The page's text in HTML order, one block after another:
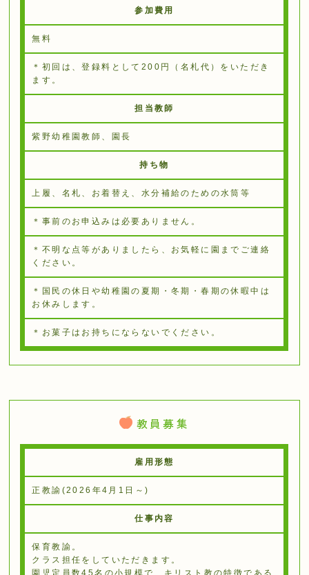
参加費用
無料
＊初回は、登録料として200円（名札代）をいただき
ます。
担当教師
紫野幼稚園教師、園長
持ち物
上履、名札、お着替え、水分補給のための水筒等
＊事前のお申込みは必要ありません。
＊不明な点等がありましたら、お気軽に園までご連絡
ください。
＊国民の休日や幼稚園の夏期・冬期・春期の休暇中は
お休みします。
＊お菓子はお持ちにならないでください。
教員募集
雇用形態
正教諭(2026年4月1日～)
仕事内容
保育教諭。
クラス担任をしていただきます。
園児定員数45名の⼩規模で、キリスト教の特徴である